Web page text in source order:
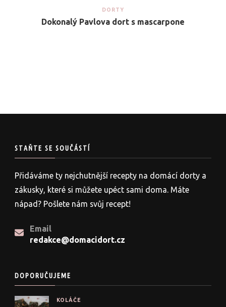
DORTY
Dokonalý Pavlova dort s mascarpone
STAŇTE SE SOUČÁSTÍ
Přidáváme ty nejchutnější recepty na domácí dorty a
zákusky, které si můžete upéct sami doma. Máte
nápad? Pošlete nám svůj recept!
Email
redakce@domacidort.cz
DOPORUČUJEME
KOLÁČE